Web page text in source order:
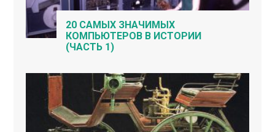
20 САМЫХ ЗНАЧИМЫХ
КОМПЬЮТЕРОВ В ИСТОРИИ
(ЧАСТЬ 1)